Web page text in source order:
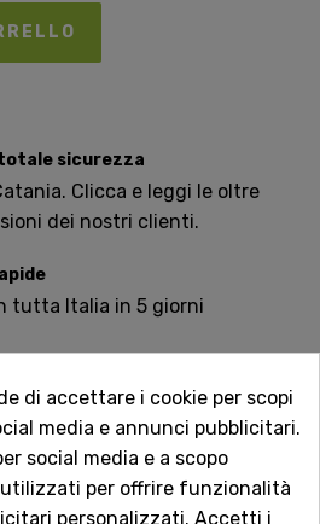
sicurezza
Clicca e leggi le oltre
dei nostri clienti.
tutta Italia in 5 giorni
sempre con te
oppure chiama per
di accettare i cookie per scopi
media e annunci pubblicitari.
social media e a scopo
per offrire funzionalità
personalizzati. Accetti i